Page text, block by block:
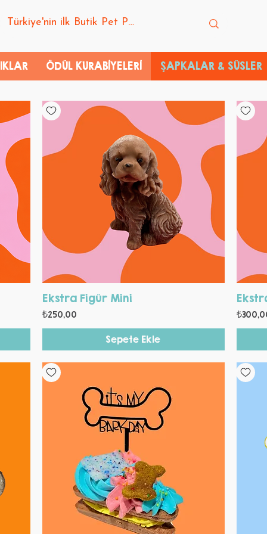
ÖDÜL KURABİYELERİ ŞAPKALAR & SÜSLER
Hızlı Bakış
Ekstra Figür Mini
Fiyat
₺250,00
Sepete Ekle
Fiyat